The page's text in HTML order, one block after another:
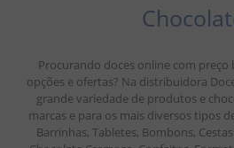
Procurando doces online com preço
opções e ofertas? Na distribuidora
grande variedade de produtos e
marcas e para os mais diversos tipos
Barrinhas, Tabletes, Bombons,